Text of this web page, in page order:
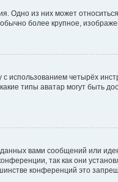
Одно из них может
более крупное,
использованием четырёх
типы аватар могут быть
вами сообщений или
так как они
конференций это